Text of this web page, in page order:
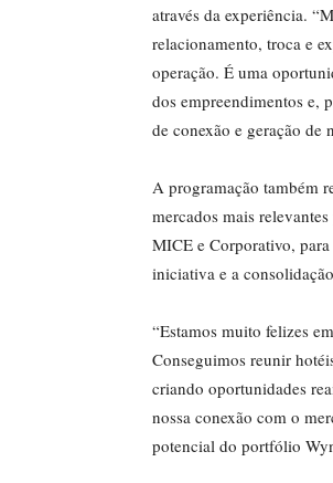
através da experiência.
relacionamento, troca e
operação. É uma
dos empreendimentos e,
de conexão e geração de
A programação também
mercados mais
MICE e Corporativo,
iniciativa e a
“Estamos muito felizes
Conseguimos reunir
criando oportunidades
nossa conexão com o
potencial do portfólio